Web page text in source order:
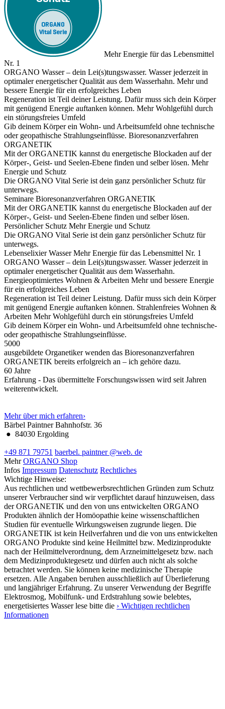
Mehr Energie für das Lebensmittel
Nr. 1
ORGANO Wasser – dein Lei(s)tungswasser. Wasser jederzeit in
optimaler energetischer Qualität aus dem Wasserhahn. Mehr und
bessere Energie für ein erfolgreiches Leben
Regeneration ist Teil deiner Leistung. Dafür muss sich dein Körper
mit genügend Energie auftanken können. Mehr Wohlgefühl durch
ein störungsfreies Umfeld
Gib deinem Körper ein Wohn- und Arbeitsumfeld ohne technische
oder geopathische Strahlungseinflüsse. Bioresonanzverfahren
ORGANETIK
Mit der ORGANETIK kannst du energetische Blockaden auf der
Körper-, Geist- und Seelen-Ebene finden und selber lösen. Mehr
Energie und Schutz
Die ORGANO Vital Serie ist dein ganz persönlicher Schutz für
unterwegs.
Seminare Bioresonanzverfahren ORGANETIK
Mit der ORGANETIK kannst du energetische Blockaden auf der
Körper-, Geist- und Seelen-Ebene finden und selber lösen.
Persönlicher Schutz Mehr Energie und Schutz
Die ORGANO Vital Serie ist dein ganz persönlicher Schutz für
unterwegs.
Lebenselixier Wasser Mehr Energie für das Lebensmittel Nr. 1
ORGANO Wasser – dein Lei(s)tungswasser. Wasser jederzeit in
optimaler energetischer Qualität aus dem Wasserhahn.
Energieoptimiertes Wohnen & Arbeiten Mehr und bessere Energie
für ein erfolgreiches Leben
Regeneration ist Teil deiner Leistung. Dafür muss sich dein Körper
mit genügend Energie auftanken können. Strahlenfreies Wohnen &
Arbeiten Mehr Wohlgefühl durch ein störungsfreies Umfeld
Gib deinem Körper ein Wohn- und Arbeitsumfeld ohne technische-
oder geopathische Strahlungseinflüsse.
5000
ausgebildete Organetiker wenden das Bioresonanzverfahren
ORGANETIK bereits erfolgreich an – ich gehöre dazu.
60 Jahre
Erfahrung - Das übermittelte Forschungswissen wird seit Jahren
weiterentwickelt.
Mehr über mich erfahren›
Bärbel PaintnerBahnhofstr. 36
● 84030 Ergolding
+49 871 79751 baerbel. paintner @web. de
Mehr ORGANO Shop
Infos Impressum Datenschutz Rechtliches
Wichtige Hinweise:
Aus rechtlichen und wettbewerbsrechtlichen Gründen zum Schutz
unserer Verbraucher sind wir verpflichtet darauf hinzuweisen, dass
der ORGANETIK und den von uns entwickelten ORGANO
Produkten ähnlich der Homöopathie keine wissenschaftlichen
Studien für eventuelle Wirkungsweisen zugrunde liegen. Die
ORGANETIK ist kein Heilverfahren und die von uns entwickelten
ORGANO Produkte sind keine Heilmittel bzw. Medizinprodukte
nach der Heilmittelverordnung, dem Arzneimittelgesetz bzw. nach
dem Medizinproduktegesetz und dürfen auch nicht als solche
betrachtet werden. Sie können keine medizinische Therapie
ersetzen. Alle Angaben beruhen ausschließlich auf Überlieferung
und langjähriger Erfahrung. Zu unserer Verwendung der Begriffe
Elektrosmog, Mobilfunk- und Erdstrahlung sowie belebtes,
energetisiertes Wasser lese bitte die › Wichtigen rechtlichen
Informationen